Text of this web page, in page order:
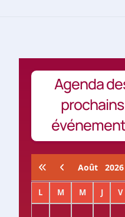
Agenda
prochains
Août 2026
L M M J V